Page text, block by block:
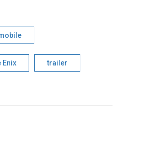
Enix trailer